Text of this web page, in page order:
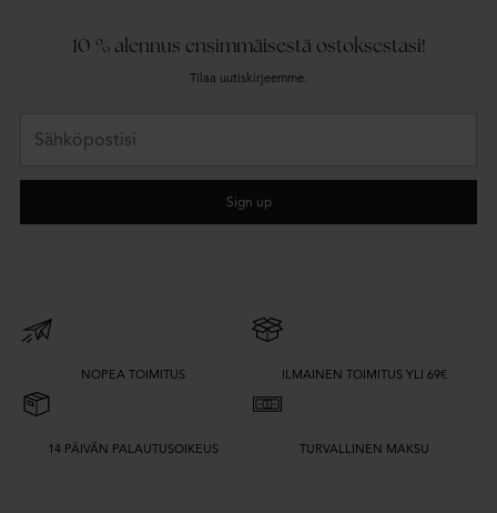
10 % alennus ensimmäisestä ostoksestasi!
Tilaa uutiskirjeemme.
Sign up
NOPEA TOIMITUS ILMAINEN TOIMITUS YLI 69€
14 PÄIVÄN PALAUTUSOIKEUS TURVALLINEN MAKSU